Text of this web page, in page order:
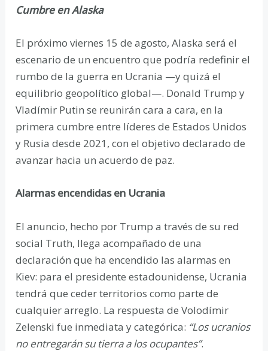
Cumbre en Alaska
El próximo viernes 15 de agosto, Alaska será el
escenario de un encuentro que podría redefinir el
rumbo de la guerra en Ucrania —y quizá el
equilibrio geopolítico global—. Donald Trump y
Vladímir Putin se reunirán cara a cara, en la
primera cumbre entre líderes de Estados Unidos
y Rusia desde 2021, con el objetivo declarado de
avanzar hacia un acuerdo de paz.
Alarmas encendidas en Ucrania
El anuncio, hecho por Trump a través de su red
social Truth, llega acompañado de una
declaración que ha encendido las alarmas en
Kiev: para el presidente estadounidense, Ucrania
tendrá que ceder territorios como parte de
cualquier arreglo. La respuesta de Volodímir
Zelenski fue inmediata y categórica: “Los ucranios
no entregarán su tierra a los ocupantes”.